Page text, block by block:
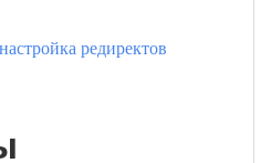
редиректов